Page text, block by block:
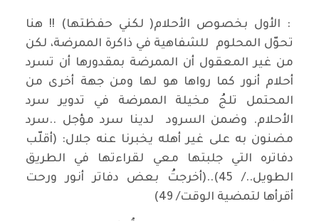
: الأول بخصوص الأحلام( لكني حفظتها) !! هنا
تحوّل المحلوم للشفاهية في ذاكرة الممرضة، لكن
من غير المعقول أن الممرضة بمقدورها أن تسرد
أحلام أنور كما رواها هو لها ومن جهة أخرى من
المحتمل تلجُ مخيلة الممرضة في تدوير سرد
الأحلام. وضمن السرود لدينا سرد مؤجل ..سرد
مضنون به على غير أهله يخبرنا عنه جلال: (أقلّب
دفاتره التي جلبتها معي لقراءتها في الطريق
الطويل../ 45)..(أخرجتُ بعض دفاتر أنور ورحت
أقرأها لتمضية الوقت/ 49)